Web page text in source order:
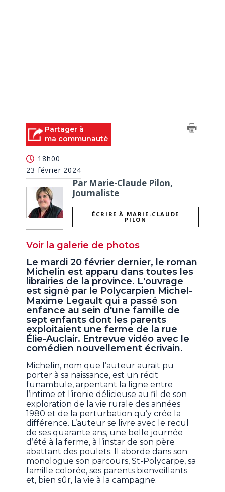
Partager à
ma communauté
18h00
23 février 2024
Par Marie-Claude Pilon,
Journaliste
ÉCRIRE À MARIE-CLAUDE
PILON
Voir la galerie de photos
Le mardi 20 février dernier, le roman
Michelin est apparu dans toutes les
librairies de la province. L'ouvrage
est signé par le Polycarpien Michel-
Maxime Legault qui a passé son
enfance au sein d'une famille de
sept enfants dont les parents
exploitaient une ferme de la rue
Élie-Auclair. Entrevue vidéo avec le
comédien nouvellement écrivain.
Michelin, nom que l’auteur aurait pu
porter à sa naissance, est un récit
funambule, arpentant la ligne entre
l’intime et l’ironie délicieuse au fil de son
exploration de la vie rurale des années
1980 et de la perturbation qu’y crée la
différence. L’auteur se livre avec le recul
de ses quarante ans, une belle journée
d’été à la ferme, à l’instar de son père
abattant des poulets. Il aborde dans son
monologue son parcours, St-Polycarpe, sa
famille colorée, ses parents bienveillants
et, bien sûr, la vie à la campagne.